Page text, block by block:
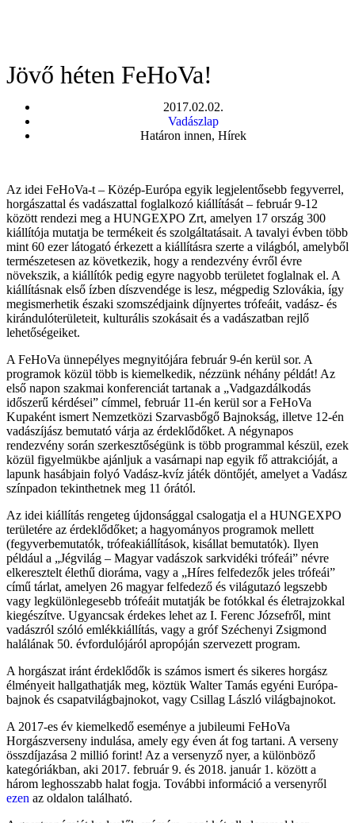
Jövő héten FeHoVa!
2017.02.02.
Vadászlap
Határon innen, Hírek
Az idei FeHoVa-t – Közép-Európa egyik legjelentősebb fegyverrel,
horgászattal és vadászattal foglalkozó kiállítását – február 9-12
között rendezi meg a HUNGEXPO Zrt, amelyen 17 ország 300
kiállítója mutatja be termékeit és szolgáltatásait. A tavalyi évben több
mint 60 ezer látogató érkezett a kiállításra szerte a világból, amelyből
természetesen az következik, hogy a rendezvény évről évre
növekszik, a kiállítók pedig egyre nagyobb területet foglalnak el. A
kiállításnak első ízben díszvendége is lesz, mégpedig Szlovákia, így
megismerhetik északi szomszédjaink díjnyertes trófeáit, vadász- és
kirándulóterületeit, kulturális szokásait és a vadászatban rejlő
lehetőségeiket.
A FeHoVa ünnepélyes megnyitójára február 9-én kerül sor. A
programok közül több is kiemelkedik, nézzünk néhány példát! Az
első napon szakmai konferenciát tartanak a „Vadgazdálkodás
időszerű kérdései” címmel, február 11-én kerül sor a FeHoVa
Kupaként ismert Nemzetközi Szarvasbőgő Bajnokság, illetve 12-én
vadászíjász bemutató várja az érdeklődőket. A négynapos
rendezvény során szerkesztőségünk is több programmal készül, ezek
közül figyelmükbe ajánljuk a vasárnapi nap egyik fő attrakcióját, a
lapunk hasábjain folyó Vadász-kvíz játék döntőjét, amelyet a Vadász
színpadon tekinthetnek meg 11 órától.
Az idei kiállítás rengeteg újdonsággal csalogatja el a HUNGEXPO
területére az érdeklődőket; a hagyományos programok mellett
(fegyverbemutatók, trófeakiállítások, kisállat bemutatók). Ilyen
például a „Jégvilág – Magyar vadászok sarkvidéki trófeái” névre
elkeresztelt élethű dioráma, vagy a „Híres felfedezők jeles trófeái”
című tárlat, amelyen 26 magyar felfedező és világutazó legszebb
vagy legkülönlegesebb trófeáit mutatják be fotókkal és életrajzokkal
kiegészítve. Ugyancsak érdekes lehet az I. Ferenc Józsefről, mint
vadászról szóló emlékkiállítás, vagy a gróf Széchenyi Zsigmond
halálának 50. évfordulójáról apropóján szervezett program.
A horgászat iránt érdeklődők is számos ismert és sikeres horgász
élményeit hallgathatják meg, köztük Walter Tamás egyéni Európa-
bajnok és csapatvilágbajnokot, vagy Csillag László világbajnokot.
A 2017-es év kiemelkedő eseménye a jubileumi FeHoVa
Horgászverseny indulása, amely egy éven át fog tartani. A verseny
összdíjazása 2 millió forint! Az a versenyző nyer, a különböző
kategóriákban, aki 2017. február 9. és 2018. január 1. között a
három leghosszabb halat fogja. További információ a versenyről
ezen az oldalon található.